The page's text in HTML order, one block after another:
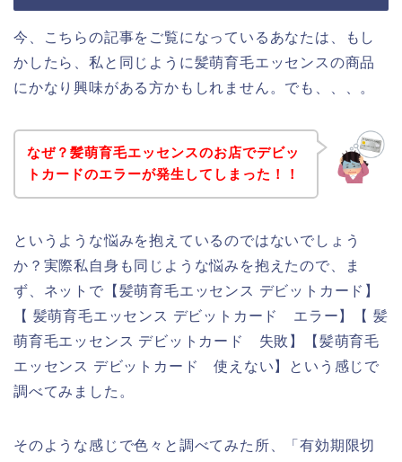
今、こちらの記事をご覧になっているあなたは、もし
かしたら、私と同じように髪萌育毛エッセンスの商品
にかなり興味がある方かもしれません。でも、、、。
なぜ？髪萌育毛エッセンスのお店でデビッ
トカードのエラーが発生してしまった！！
というような悩みを抱えているのではないでしょう
か？実際私自身も同じような悩みを抱えたので、ま
ず、ネットで【髪萌育毛エッセンス デビットカード】
【 髪萌育毛エッセンス デビットカード エラー】【 髪
萌育毛エッセンス デビットカード 失敗】【髪萌育毛
エッセンス デビットカード 使えない】という感じで
調べてみました。
そのような感じで色々と調べてみた所、「有効期限切